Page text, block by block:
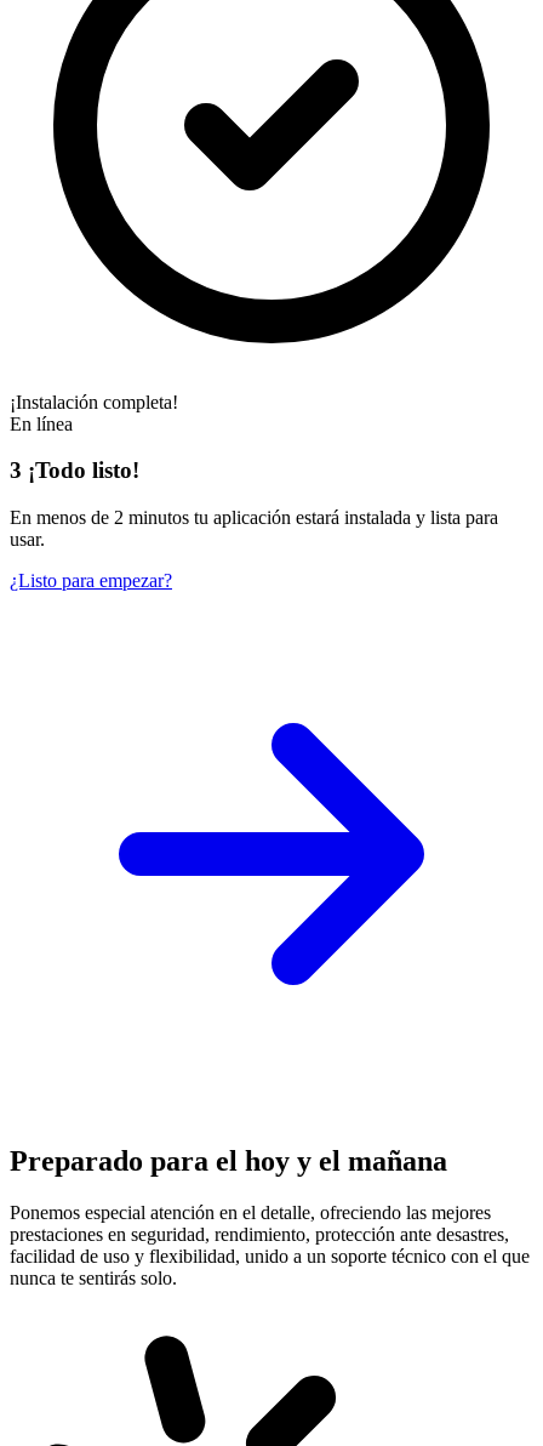
¡Instalación completa!
En línea
3 ¡Todo listo!
En menos de 2 minutos tu aplicación estará instalada y lista para
usar.
¿Listo para empezar?
Preparado para el hoy y el mañana
Ponemos especial atención en el detalle, ofreciendo las mejores
prestaciones en seguridad, rendimiento, protección ante desastres,
facilidad de uso y flexibilidad, unido a un soporte técnico con el que
nunca te sentirás solo.